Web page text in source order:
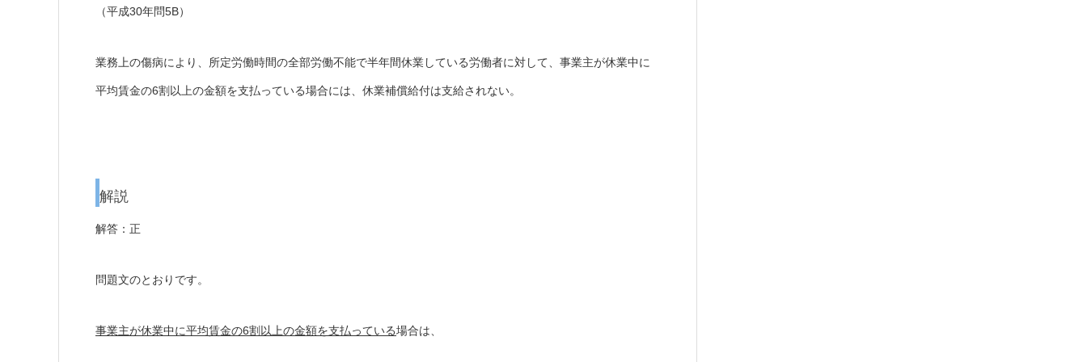
（平成30年問5B）
業務上の傷病により、所定労働時間の全部労働不能で半年間休業している労働者に対して、事業主が休業中に
平均賃金の6割以上の金額を支払っている場合には、休業補償給付は支給されない。
解説
解答：正
問題文のとおりです。
事業主が休業中に平均賃金の6割以上の金額を支払っている場合は、